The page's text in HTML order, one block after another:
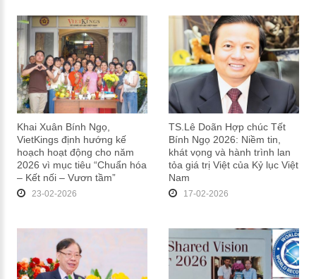
Khai Xuân Bính Ngọ,
VietKings định hướng kế
hoạch hoạt động cho năm
2026 vì mục tiêu “Chuẩn hóa
– Kết nối – Vươn tầm”
23-02-2026
TS.Lê Doãn Hợp chúc Tết
Bính Ngọ 2026: Niềm tin,
khát vọng và hành trình lan
tỏa giá trị Việt của Kỷ lục Việt
Nam
17-02-2026